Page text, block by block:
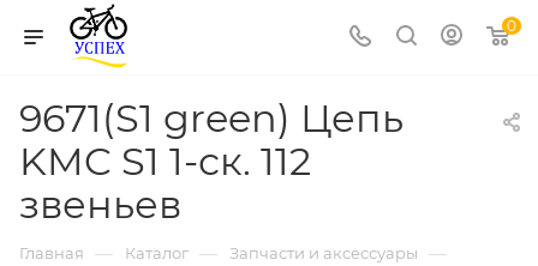
0
9671(S1 green) Цепь
KMC S1 1-ск. 112
звеньев
Главная — Каталог — Запчасти и аксессуары —